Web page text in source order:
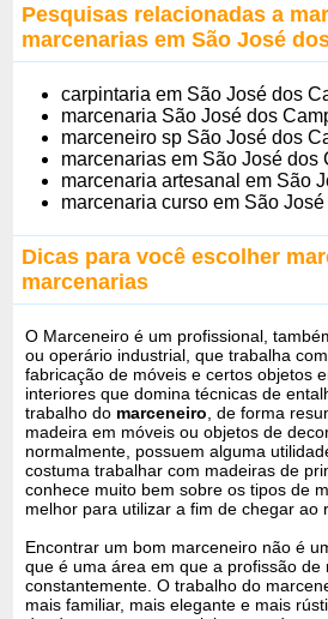
Pesquisas relacionadas a
marcenarias em São José
carpintaria em São José dos
marcenaria São José dos
marceneiro sp São José dos
marcenarias em São José dos
marcenaria artesanal em São
marcenaria curso em São
Dicas para você escolher
marcenarias
O Marceneiro é um profissional,
ou operário industrial, que trabalha
fabricação de móveis e certos objetos
interiores que domina técnicas de
trabalho do marceneiro , de forma
madeira em móveis ou objetos de
normalmente, possuem alguma
costuma trabalhar com madeiras de
conhece muito bem sobre os tipos de
melhor para utilizar a fim de chegar ao
Encontrar um bom marceneiro não é
que é uma área em que a profissão de
constantemente. O trabalho do
mais familiar, mais elegante e mais